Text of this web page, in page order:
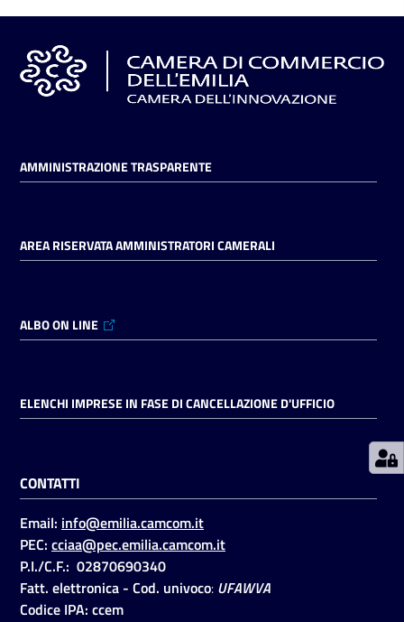
Tutelare
l'Impresa
in
digitale
on line
Accedi
AMMINISTRAZIONE TRASPARENTE
AREA RISERVATA AMMINISTRATORI CAMERALI
ALBO ON LINE
ELENCHI IMPRESE IN FASE DI CANCELLAZIONE D'UFFICIO
CONTATTI
Email: info@emilia.camcom.it
PEC: cciaa@pec.emilia.camcom.it
P.I./C.F.: 02870690340
Fatt. elettronica - Cod. univoco: UFAWVA
Codice IPA: ccem